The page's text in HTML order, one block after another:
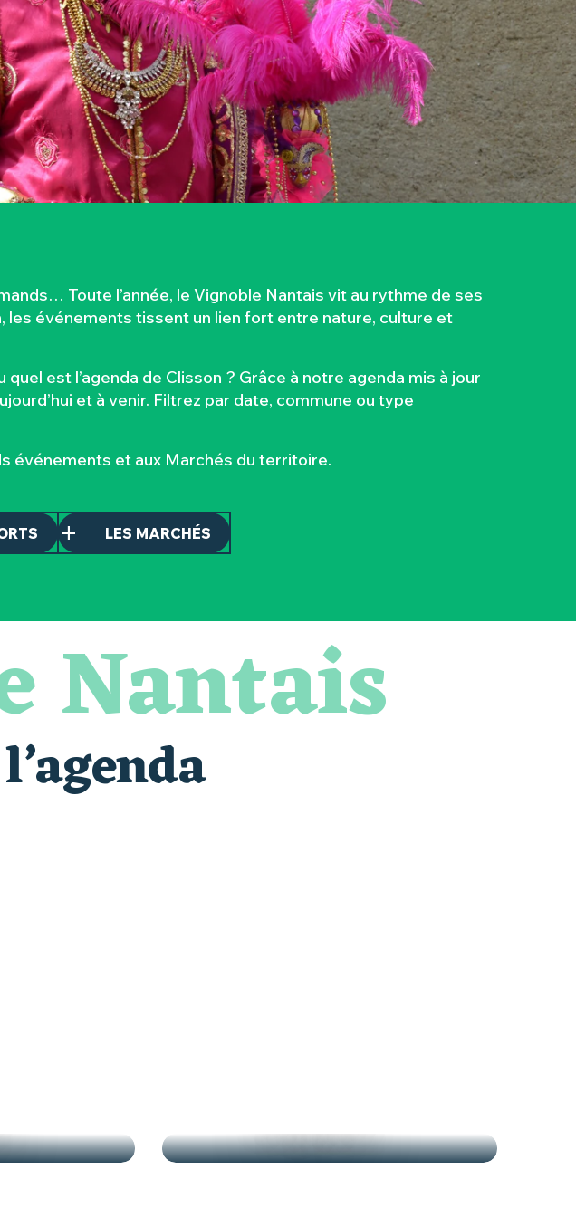
Toute l’année, le Vignoble Nantais vit au rythme de ses
les événements tissent un lien fort entre nature, culture et
est l’agenda de Clisson ? Grâce à notre agenda mis à jour
et à venir. Filtrez par date, commune ou type
événements et aux Marchés du territoire.
LES MARCHÉS
Nantais